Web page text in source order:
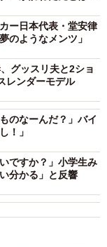
なく高まってい
はファジアーノの
サポーター集団
らのしまじろ
ジャム」で踊る
ー日本代表・堂安律
のようなメンツ」
グッスリ夫と2ショ
レンダーモデル
のなーんだ？」バイ
！」
ですか？」小学生み
分かる」と反響